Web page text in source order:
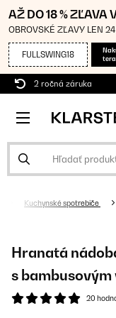
AŽ DO 18 % ZĽAVA
OBROVSKÉ ZĽAVY LEN
FULLSWING18
2 ročná záruka
Kuchynské spotrebiče
Hranatá
s
20